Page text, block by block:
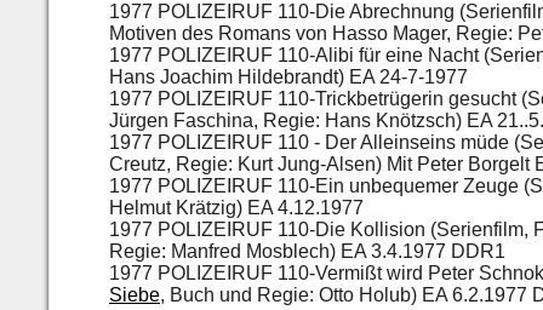
1977 POLIZEIRUF 110-Die Abrechnung
Motiven des Romans von Hasso Mager, Regie:
1977 POLIZEIRUF 110-Alibi für eine Nacht
Hans Joachim Hildebrandt) EA 24-7-1977
1977 POLIZEIRUF 110-Trickbetrügerin gesucht
Jürgen Faschina, Regie: Hans Knötzsch) EA
1977 POLIZEIRUF 110 - Der Alleinseins müde
Creutz, Regie: Kurt Jung-Alsen) Mit Peter Borgelt
1977 POLIZEIRUF 110-Ein unbequemer Zeuge
Helmut Krätzig) EA 4.12.1977
1977 POLIZEIRUF 110-Die Kollision (Serienfilm,
Regie: Manfred Mosblech) EA 3.4.1977 DDR1
1977 POLIZEIRUF 110-Vermißt wird Peter
Siebe, Buch und Regie: Otto Holub) EA 6.2.1977